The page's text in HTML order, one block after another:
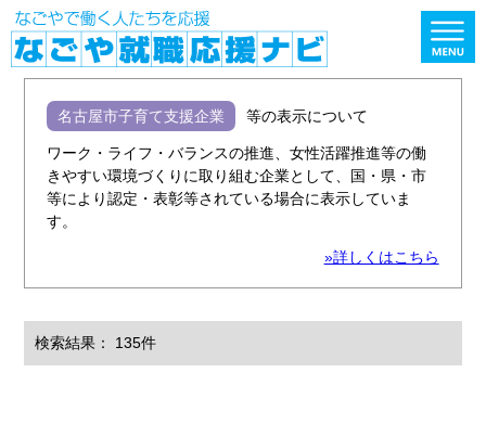
名古屋市子育て支援企業 等の表示について
ワーク・ライフ・バランスの推進、女性活躍推進等の働
きやすい環境づくりに取り組む企業として、国・県・市
等により認定・表彰等されている場合に表示していま
す。
»詳しくはこちら
検索結果： 135件